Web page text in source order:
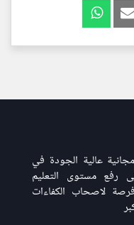
عالية الجودة في
رفع مستوى التعليم
لاصحاب الكفاءات